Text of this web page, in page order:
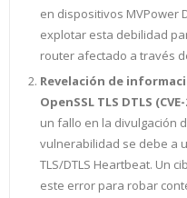
en dispositivos MVPower
explotar esta debilidad
router afectado a través
Revelación de
OpenSSL TLS DTLS
un fallo en la divulgación
vulnerabilidad se debe a
TLS/DTLS Heartbeat. Un
este error para robar